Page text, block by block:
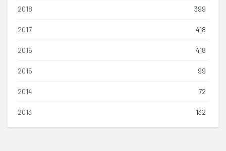
2018 399
2017 418
2016 418
2015 99
2014 72
2013 132